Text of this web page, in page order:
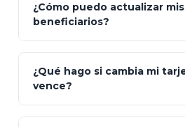
"Mis Pólizas" >
¿Cómo puedo actualizar mis
beneficiarios?
¿Qué hago si cambia mi
vence?